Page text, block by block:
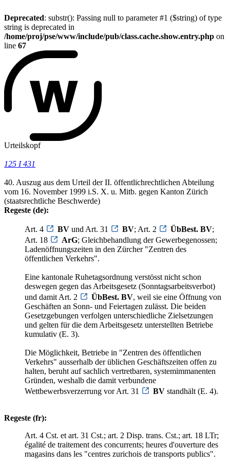
Deprecated: substr(): Passing null to parameter #1 ($string) of type
string is deprecated in
/home/proj/pse/www/include/pub/class.cache.show.entry.php on
line 67
Urteilskopf
125 I 431
40. Auszug aus dem Urteil der II. öffentlichrechtlichen Abteilung
vom 16. November 1999 i.S. X. u. Mitb. gegen Kanton Zürich
(staatsrechtliche Beschwerde)
Regeste (de):
Art. 4 BV und Art. 31 BV; Art. 2 ÜbBest. BV;
Art. 18
ArG; Gleichbehandlung der Gewerbegenossen;
Ladenöffnungszeiten in den Zürcher "Zentren des
öffentlichen Verkehrs".
Eine kantonale Ruhetagsordnung verstösst nicht schon
deswegen gegen das Arbeitsgesetz (Sonntagsarbeitsverbot)
und damit Art. 2
ÜbBest. BV, weil sie eine Öffnung von
Geschäften an Sonn- und Feiertagen zulässt. Die beiden
Gesetzgebungen verfolgen unterschiedliche Zielsetzungen
und gelten für die dem Arbeitsgesetz unterstellten Betriebe
kumulativ (E. 3).
Die Möglichkeit, Betriebe in "Zentren des öffentlichen
Verkehrs" ausserhalb der üblichen Geschäftszeiten offen zu
halten, beruht auf sachlich vertretbaren, systemimmanenten
Gründen, weshalb die damit verbundene
Wettbewerbsverzerrung vor Art. 31
BV standhält (E. 4).
Regeste (fr):
Art. 4 Cst. et art. 31 Cst.; art. 2 Disp. trans. Cst.; art. 18 LTr;
égalité de traitement des concurrents; heures d'ouverture des
magasins dans les "centres zurichois de transports publics".